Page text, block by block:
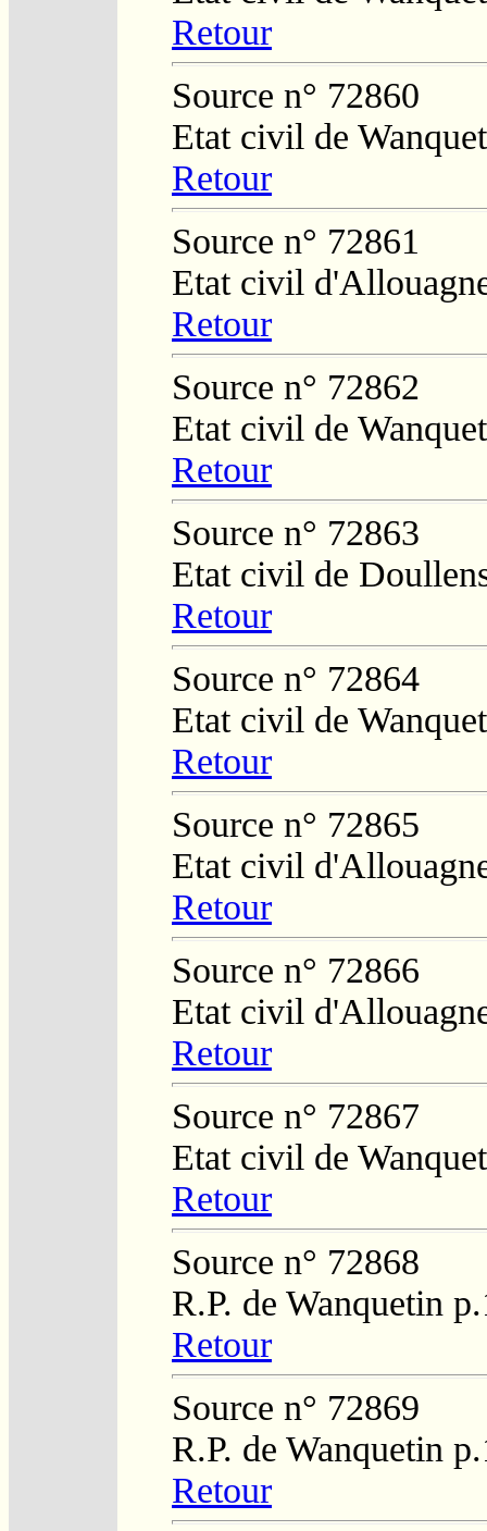
Retour
Source n° 72860
Etat civil de
Retour
Source n° 72861
Etat civil
Retour
Source n° 72862
Etat civil de
Retour
Source n° 72863
Etat civil de
Retour
Source n° 72864
Etat civil de
Retour
Source n° 72865
Etat civil
Retour
Source n° 72866
Etat civil
Retour
Source n° 72867
Etat civil de
Retour
Source n° 72868
R.P. de Wanquetin
Retour
Source n° 72869
R.P. de Wanquetin
Retour